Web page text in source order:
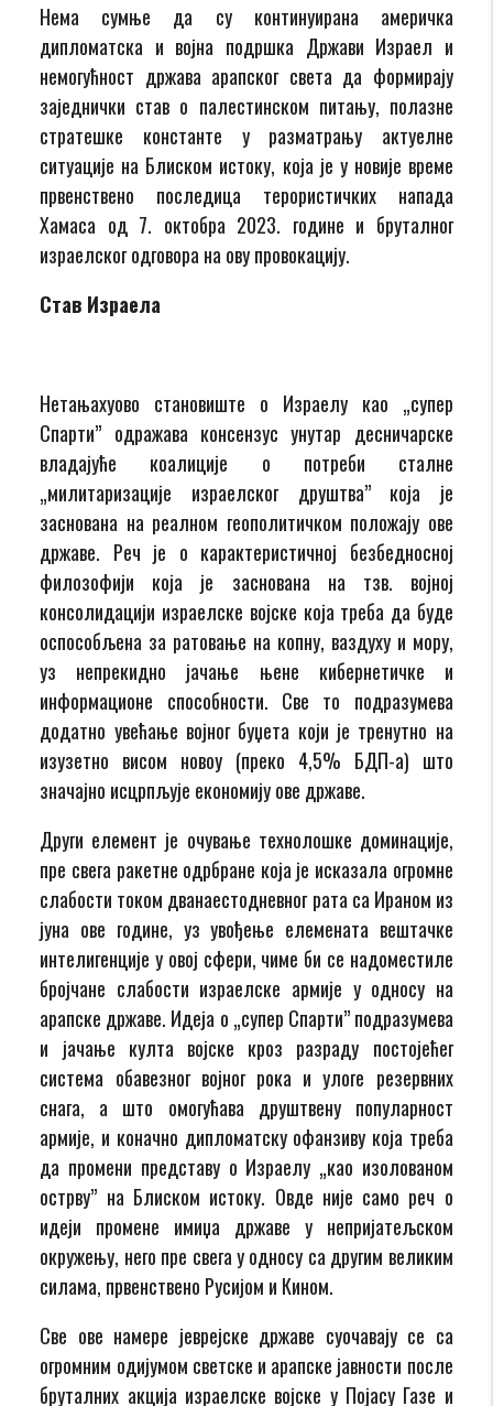
Нема сумње да су континуирана америчка
дипломатска и војна подршка Држави Израел и
немогућност држава арапског света да формирају
заједнички став о палестинском питању, полазне
стратешке константе у разматрању актуелне
ситуације на Блиском истоку, која је у новије време
првенствено последица терористичких напада
Хамаса од 7. октобра 2023. године и бруталног
израелског одговора на ову провокацију.
Став Израела
Нетањахуово становиште о Израелу као „супер
Спарти” одражава консензус унутар десничарске
владајуће коалиције о потреби сталне
„милитаризације израелског друштва” која је
заснована на реалном геополитичком положају ове
државе. Реч је о карактеристичној безбедносној
филозофији која је заснована на тзв. војној
консолидацији израелске војске која треба да буде
оспособљена за ратовање на копну, ваздуху и мору,
уз непрекидно јачање њене кибернетичке и
информационе способности. Све то подразумева
додатно увећање војног буџета који је тренутно на
изузетно висом новоу (преко 4,5% БДП-а) што
значајно исцрпљује економију ове државе.
Други елемент је очување технолошке доминације,
пре свега ракетне одрбране која је исказала огромне
слабости током дванаестодневног рата са Ираном из
јуна ове године, уз увођење елемената вештачке
интелигенције у овој сфери, чиме би се надоместиле
бројчане слабости израелске армије у односу на
арапске државе. Идеја о „супер Спарти” подразумева
и јачање култа војске кроз разраду постојећег
система обавезног војног рока и улоге резервних
снага, а што омогућава друштвену популарност
армије, и коначно дипломатску офанзиву која треба
да промени представу о Израелу „као изолованом
острву” на Блиском истоку. Овде није само реч о
идеји промене имиџа државе у непријатељском
окружењу, него пре свега у односу са другим великим
силама, првенствено Русијом и Кином.
Све ове намере јеврејске државе суочавају се са
огромним одијумом светске и арапске јавности после
бруталних акција израелске војске у Појасу Газе и